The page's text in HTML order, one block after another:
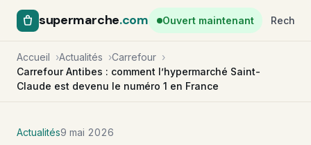
supermarche.com Ouvert maintenant
Accueil Actualités
Carrefour
Carrefour Antibes : comment l’hypermarché Saint-
Claude est devenu le numéro 1 en France
Actualités9 mai 2026